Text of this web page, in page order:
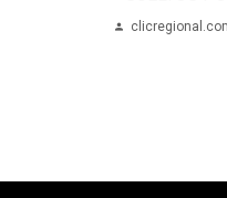
17.07.2023